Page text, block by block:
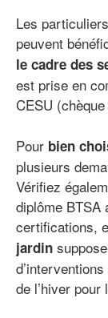
Les
peuvent
le cadre des
est prise en
CESU
Pour bien
plusieurs
Vérifiez
diplôme BTSA
certifications,
jardin
de l’hiver